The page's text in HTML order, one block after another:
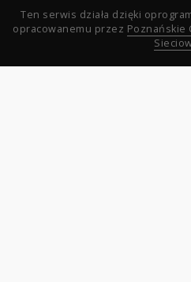
Ten serwis działa dzięki
opracowanemu przez Poznańskie